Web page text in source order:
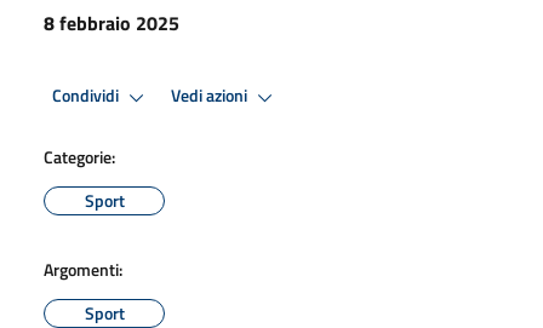
8 febbraio 2025
Condividi Vedi azioni
Categorie:
Sport
Argomenti:
Sport